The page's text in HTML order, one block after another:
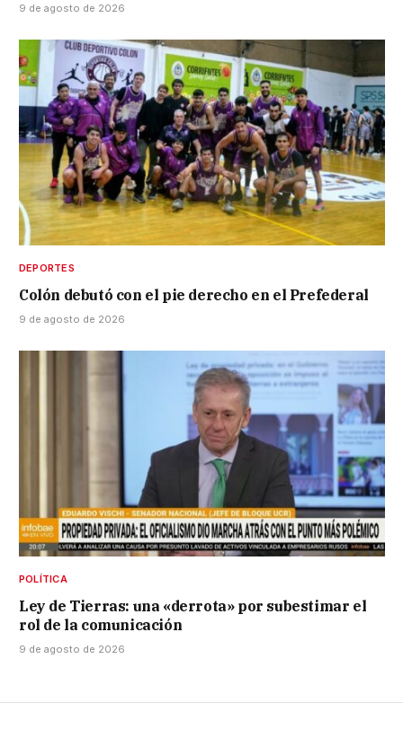
9 de agosto de 2026
DEPORTES
Colón debutó con el pie derecho en el Prefederal
9 de agosto de 2026
POLÍTICA
Ley de Tierras: una «derrota» por subestimar el
rol de la comunicación
9 de agosto de 2026